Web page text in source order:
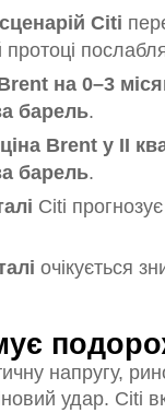
Citi
протоці
на 0–3
барель.
Brent у II
барель.
Citi
очікується
напругу,
удар. Citi